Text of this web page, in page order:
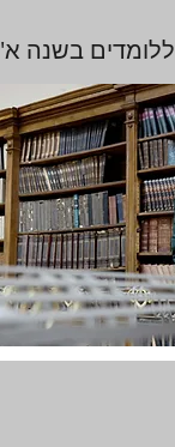
בשנה א'
מיידית,ליחצו